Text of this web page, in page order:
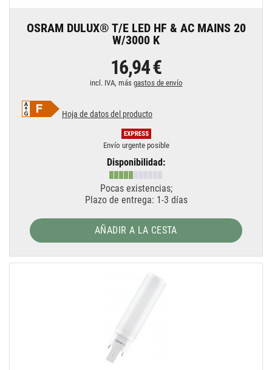
OSRAM DULUX® T/E LED HF & AC MAINS 20
W/3000 K
16,94 €
incl. IVA, más gastos de envío
Hoja de datos del producto
Envío urgente posible
Disponibilidad:
Pocas existencias;
Plazo de entrega: 1-3 días
AÑADIR A LA CESTA